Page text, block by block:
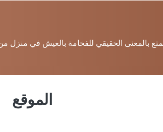
بالمعنى الحقيقي للفخامة بالعيش في
الموقع